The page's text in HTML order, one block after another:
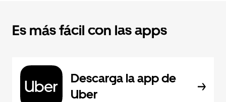
Es más fácil con las apps
Descarga la app de
Uber